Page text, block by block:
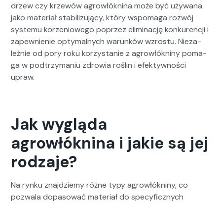
drzew czy krzewów agrowłókn­i­na może być uży­wana
jako mate­ri­ał sta­bi­lizu­ją­cy, który wspo­ma­ga rozwój
sys­te­mu korzeniowego poprzez elim­i­nację konkurencji i
zapewnie­nie opty­mal­nych warunk­ów wzros­tu. Nieza­
leżnie od pory roku korzys­tanie z agrowłókniny poma­
ga w podtrzy­ma­niu zdrowia roślin i efek­ty­wnoś­ci
upraw.
Jak wygląda
agrowłóknina i jakie są jej
rodzaje?
Na rynku zna­jdziemy różne typy agrowłókniny, co
pozwala dopa­sować mate­ri­ał do specy­ficznych